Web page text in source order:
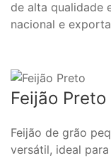
de alta qualidade
nacional e
Feijão Preto
Feijão de grão
versátil, ideal